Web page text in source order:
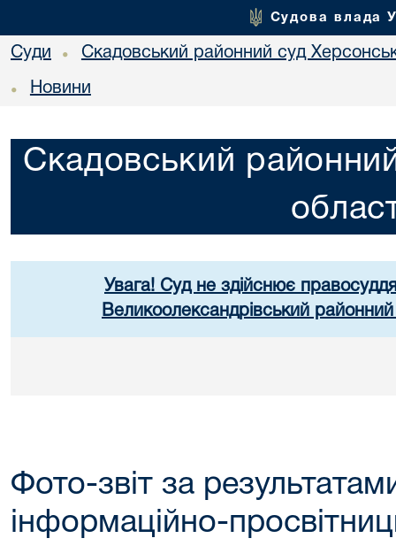
Судова влада
Суди • Скадовський районний суд
• Новини
Скадовський
Увага! Суд не здійснює
Великоолександрівський
Фото-звіт за
інформаційно-